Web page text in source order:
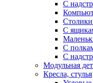
С
С
С
С
Модульная
Кресла, стулья